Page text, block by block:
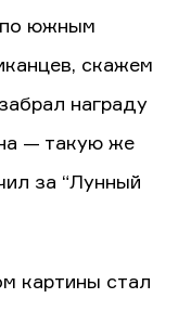
по южным
скажем
награду
— такую же
за “Лунный
картины стал